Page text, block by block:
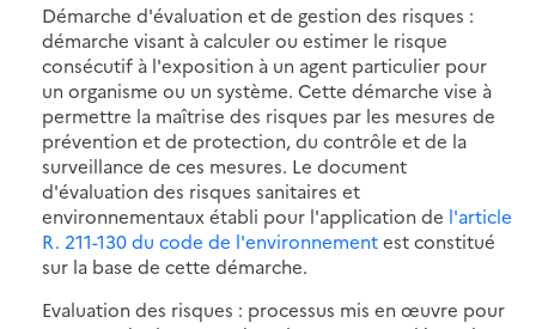
Démarche d'évaluation et de gestion des risques :
démarche visant à calculer ou estimer le risque
consécutif à l'exposition à un agent particulier pour
un organisme ou un système. Cette démarche vise à
permettre la maîtrise des risques par les mesures de
prévention et de protection, du contrôle et de la
surveillance de ces mesures. Le document
d'évaluation des risques sanitaires et
environnementaux établi pour l'application de l'article
R. 211-130 du code de l'environnementest constitué
sur la base de cette démarche.
Evaluation des risques : processus mis en œuvre pour